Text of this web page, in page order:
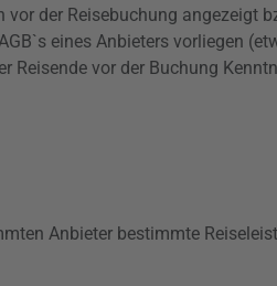
vor der Reisebuchung angezeigt
eines Anbieters vorliegen
Reisende vor der Buchung
Anbieter bestimmte